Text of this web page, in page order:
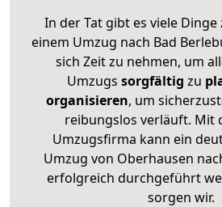
In der Tat gibt es viele
einem Umzug nach Bad
sich Zeit zu nehmen, um
Umzugs sorgfältig zu
organisieren, um
reibungslos verläuft. Mit
Umzugsfirma kann ein
Umzug von Oberhausen
erfolgreich durchgeführt
sorgen wir.